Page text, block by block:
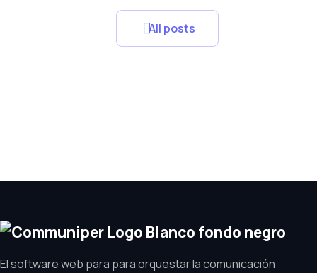
All posts
El software web para para orquestar la comunicación